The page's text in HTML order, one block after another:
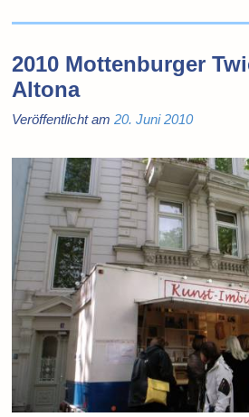
2010 Mottenburger
Altona
Veröffentlicht am20. Juni 2010